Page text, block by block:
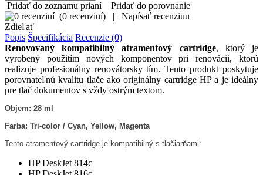
Pridať do zoznamu prianí
Pridať do porovnanie
(0 recenziuí) |
Napísať recenziuu
Zdieľať
Popis Špecifikácia Recenzie (0)
Renovovaný kompatibilný atramentový cartridge, ktorý je
vyrobený použitím nových komponentov pri renovácii, ktorú
realizuje profesionálny renovátorsky tím. Tento produkt poskytuje
porovnateľnú kvalitu tlače ako originálny cartridge HP a je ideálny
pre tlač dokumentov s vždy ostrým textom.
Objem: 28 ml
Farba: Tri-color / Cyan, Yellow, Magenta
Tento atramentový cartridge je kompatibilný s tlačiarňami:
HP DeskJet 814c